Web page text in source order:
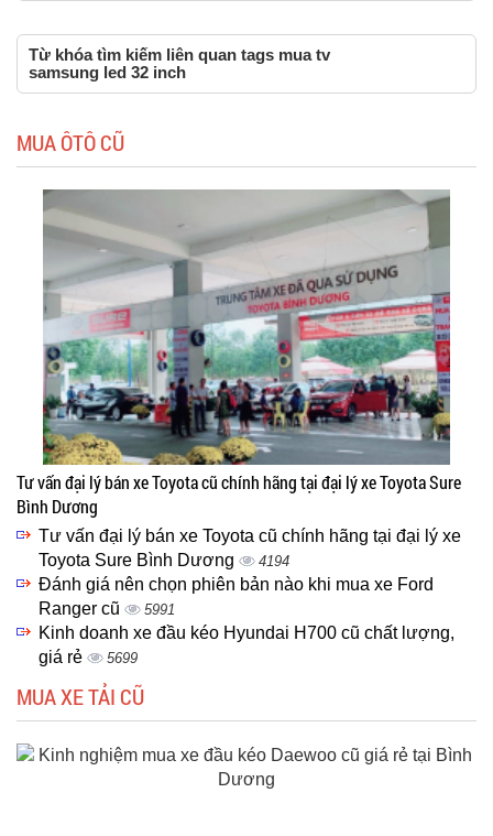
Từ khóa tìm kiếm liên quan tags mua tv
samsung led 32 inch
MUA ÔTÔ CŨ
Tư vấn đại lý bán xe Toyota cũ chính hãng tại đại lý xe Toyota Sure
Bình Dương
Tư vấn đại lý bán xe Toyota cũ chính hãng tại đại lý xe
Toyota Sure Bình Dương
4194
Đánh giá nên chọn phiên bản nào khi mua xe Ford
Ranger cũ
5991
Kinh doanh xe đầu kéo Hyundai H700 cũ chất lượng,
giá rẻ
5699
MUA XE TẢI CŨ